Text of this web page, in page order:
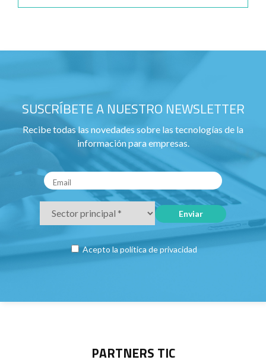
SUSCRÍBETE A NUESTRO NEWSLETTER
Recibe todas las novedades sobre las tecnologías de la
información para empresas.
Acepto la política de privacidad
PARTNERS TIC